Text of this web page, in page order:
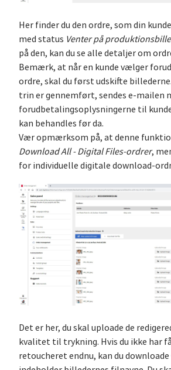
Her finder du den ordre, som din
med status Venter på
på den, kan du se alle detaljer om
Bemærk, at når en kunde vælger
ordre, skal du først udskifte
trin er gennemført, sendes e-mailen
forudbetalingsoplysningerne til
kan behandles før da.
Vær opmærksom på, at denne
Download All - Digital Files-ordrer,
for individuelle digitale download-
Det er her, du skal uploade de
kvalitet til trykning. Hvis du ikke har
retoucheret endnu, kan du downloade